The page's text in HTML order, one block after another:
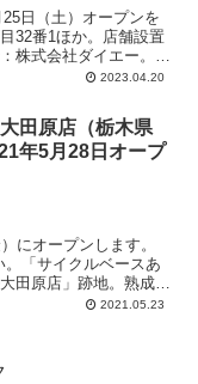
日（土）オープンを
32番1ほか。店舗設置
株式会社ダイエー。計
場：128台、駐輪場：
2023.04.20
田原店（栃木県
年5月28日オープ
にオープンします。
「サイクルベースあ
田原店」跡地。熟成醤
餃子、おいしいからあ
2021.05.23